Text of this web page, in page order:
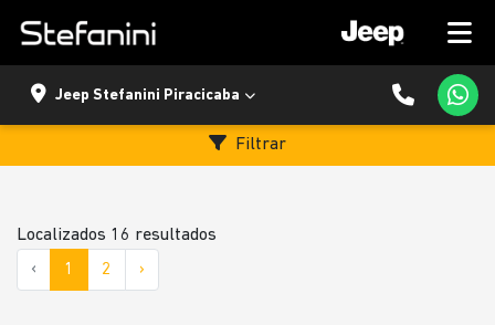
Jeep Stefanini Piracicaba
Localizados 16 resultados
‹
1 2 ›
Filtrar